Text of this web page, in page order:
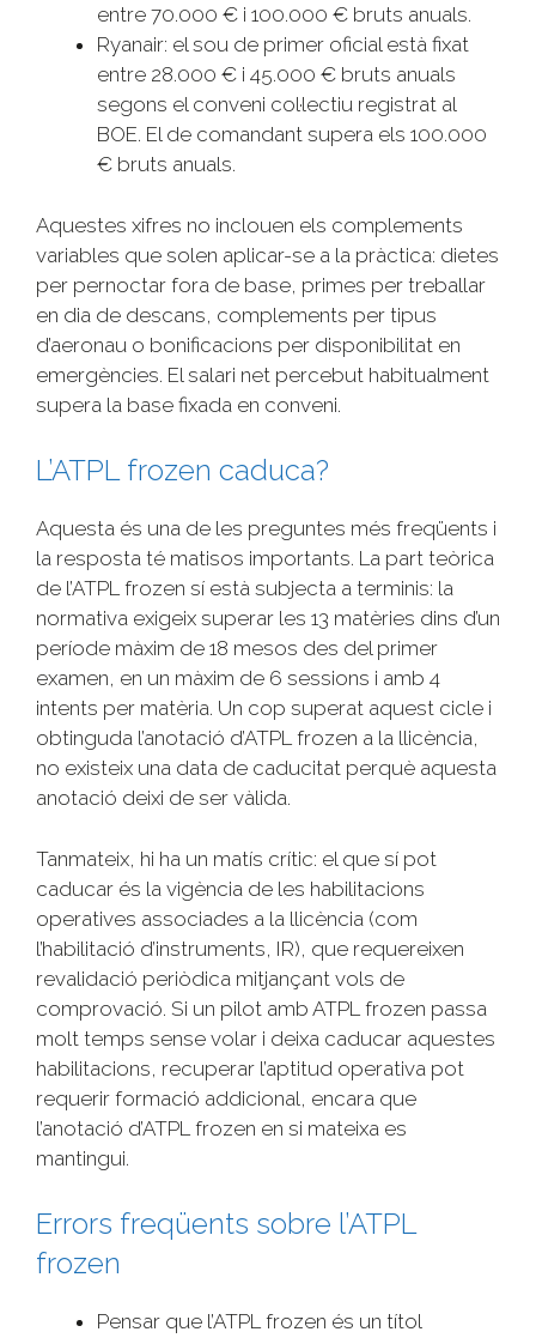
entre 70.000 € i 100.000 € bruts anuals.
Ryanair: el sou de primer oficial està fixat
entre 28.000 € i 45.000 € bruts anuals
segons el conveni col·lectiu registrat al
BOE. El de comandant supera els 100.000
€ bruts anuals.
Aquestes xifres no inclouen els complements
variables que solen aplicar-se a la pràctica: dietes
per pernoctar fora de base, primes per treballar
en dia de descans, complements per tipus
d’aeronau o bonificacions per disponibilitat en
emergències. El salari net percebut habitualment
supera la base fixada en conveni.
L’ATPL frozen caduca?
Aquesta és una de les preguntes més freqüents i
la resposta té matisos importants. La part teòrica
de l’ATPL frozen sí està subjecta a terminis: la
normativa exigeix superar les 13 matèries dins d’un
període màxim de 18 mesos des del primer
examen, en un màxim de 6 sessions i amb 4
intents per matèria. Un cop superat aquest cicle i
obtinguda l’anotació d’ATPL frozen a la llicència,
no existeix una data de caducitat perquè aquesta
anotació deixi de ser vàlida.
Tanmateix, hi ha un matís crític: el que sí pot
caducar és la vigència de les habilitacions
operatives associades a la llicència (com
l’habilitació d’instruments, IR), que requereixen
revalidació periòdica mitjançant vols de
comprovació. Si un pilot amb ATPL frozen passa
molt temps sense volar i deixa caducar aquestes
habilitacions, recuperar l’aptitud operativa pot
requerir formació addicional, encara que
l’anotació d’ATPL frozen en si mateixa es
mantingui.
Errors freqüents sobre l’ATPL
frozen
Pensar que l’ATPL frozen és un títol